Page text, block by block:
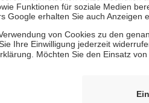
mit Ausnahme der
die von der GKV getragen werden
hc/de/articles/4419944605341